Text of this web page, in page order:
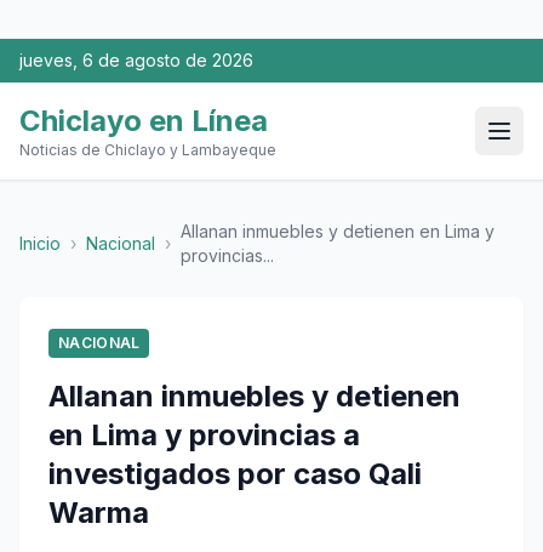
jueves, 6 de agosto de 2026
Chiclayo en Línea
Noticias de Chiclayo y Lambayeque
Inicio › Nacional ›
Allanan inmuebles y detienen en Lima y
provincias...
NACIONAL
Allanan inmuebles y detienen
en Lima y provincias a
investigados por caso Qali
Warma